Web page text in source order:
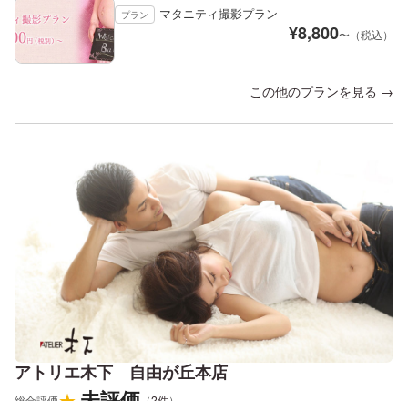
プラン マタニティ撮影プラン
¥8,800〜（税込）
この他のプランを見る
アトリエ木下 自由が丘本店